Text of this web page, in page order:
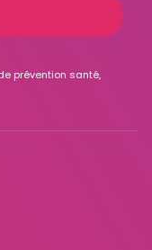
prévention santé,